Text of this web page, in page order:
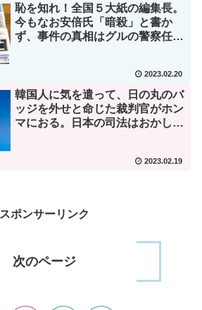
恥を知れ！全国５大紙の編集長。
今もなお安倍氏「暗殺」と書か
ず、事件の真相はグルの警察任
2023.02.20
韓国人に気を遣って、日の丸のバ
ッジを外せと命じた裁判官がホン
マにおる。日本の司法はおかし
2023.02.19
スポンサーリンク
次のページ